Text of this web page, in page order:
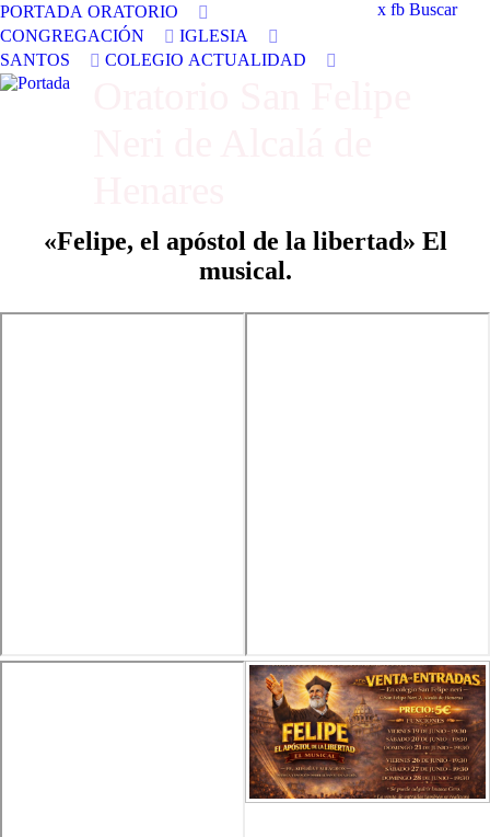
PORTADA ORATORIO
CONGREGACIÓN
IGLESIA
SANTOS
COLEGIO ACTUALIDAD
x fb Buscar
«Felipe, el apóstol de la libertad» El
musical.